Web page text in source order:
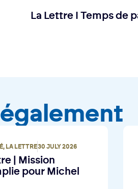
, LA LETTRE30 JULY 2026
| Mission
pour Michel